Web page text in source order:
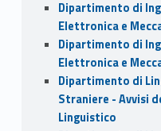
Dipartimento di
Elettronica e
Dipartimento di
Elettronica e
Dipartimento di
Straniere - Avvisi
Linguistico